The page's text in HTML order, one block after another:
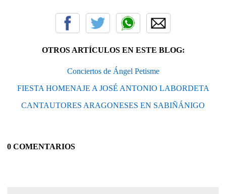
OTROS ARTÍCULOS EN ESTE BLOG:
Conciertos de Ángel Petisme
FIESTA HOMENAJE A JOSÉ ANTONIO LABORDETA
CANTAUTORES ARAGONESES EN SABIÑÁNIGO
0 COMENTARIOS